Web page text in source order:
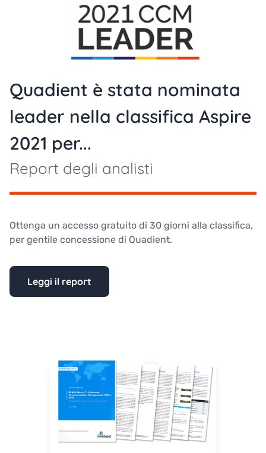
Quadient è stata nominata
leader nella classifica Aspire
2021 per...
Report degli analisti
Ottenga un accesso gratuito di 30 giorni alla classifica,
per gentile concessione di Quadient.
Leggi il report